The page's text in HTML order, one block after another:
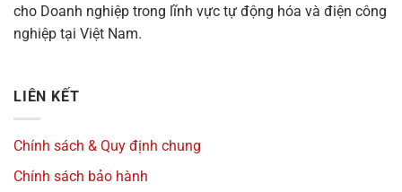
cho Doanh nghiệp trong lĩnh vực tự động hóa và điện công
nghiệp tại Việt Nam.
LIÊN KẾT
Chính sách & Quy định chung
Chính sách bảo hành